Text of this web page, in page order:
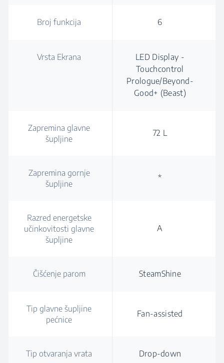
Broj funkcija 6
Vrsta Ekrana
LED Display -
Touchcontrol
Prologue/Beyond-
Good+ (Beast)
Zapremina glavne
šupljine
72 L
Zapremina gornje
šupljine
*
Razred energetske
učinkovitosti glavne
šupljine
A
Čišćenje parom SteamShine
Tip glavne šupljine
pećnice
Fan-assisted
Tip otvaranja vrata Drop-down